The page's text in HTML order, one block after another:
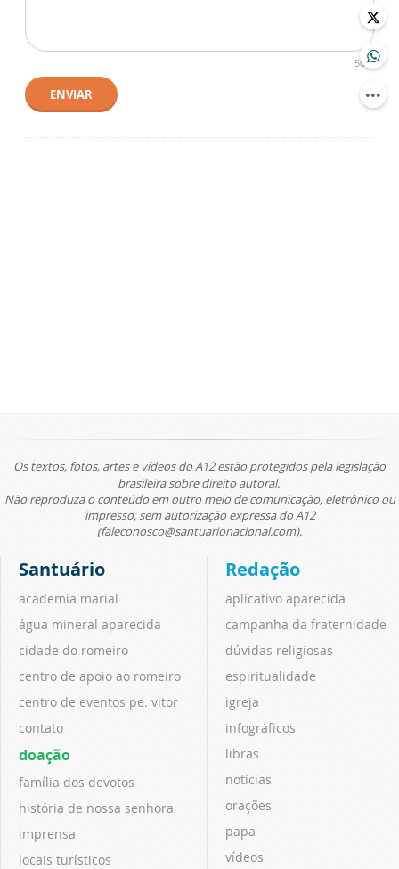
500
ENVIAR
Os textos, fotos, artes e vídeos do A12 estão protegidos pela legislação
brasileira sobre direito autoral.
Não reproduza o conteúdo em outro meio de comunicação, eletrônico ou
impresso, sem autorização expressa do A12
(faleconosco@santuarionacional.com).
Santuário
academia marial
água mineral aparecida
cidade do romeiro
centro de apoio ao romeiro
centro de eventos pe. vitor
contato
doação
família dos devotos
história de nossa senhora
imprensa
locais turísticos
Redação
aplicativo aparecida
campanha da fraternidade
dúvidas religiosas
espiritualidade
igreja
infográficos
libras
notícias
orações
papa
vídeos